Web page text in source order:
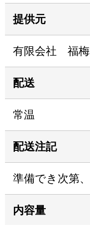
提供元
有限会社 福梅
配送
常温
配送注記
準備でき次第
内容量